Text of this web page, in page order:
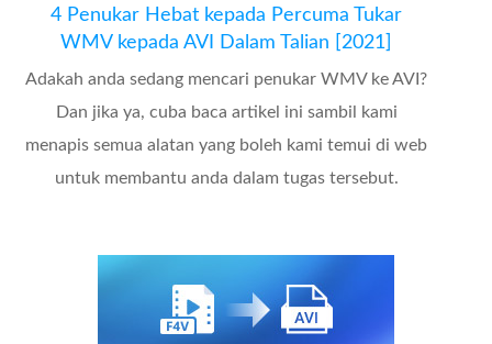
4 Penukar Hebat kepada Percuma Tukar
WMV kepada AVI Dalam Talian [2021]
Adakah anda sedang mencari penukar WMV ke AVI?
Dan jika ya, cuba baca artikel ini sambil kami
menapis semua alatan yang boleh kami temui di web
untuk membantu anda dalam tugas tersebut.